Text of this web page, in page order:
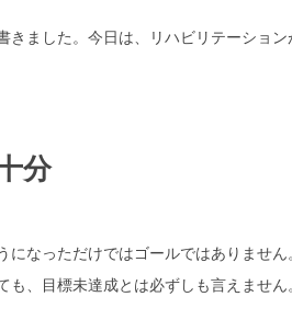
きました。今日は、リハビリテーショ
分
なっただけではゴールではありません
、目標未達成とは必ずしも言えません